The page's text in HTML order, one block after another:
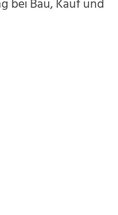
bei Bau, Kauf und